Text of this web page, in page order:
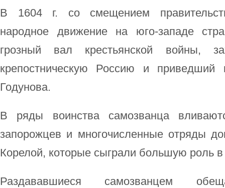
В 1604 г. со смещением
народное движение на юго-западе
грозный вал крестьянской войны,
крепостническую Россию и приведший
Годунова.
В ряды воинства самозванца
запорожцев и многочисленные отряды
Корелой, которые сыграли большую роль
Раздававшиеся самозванцем